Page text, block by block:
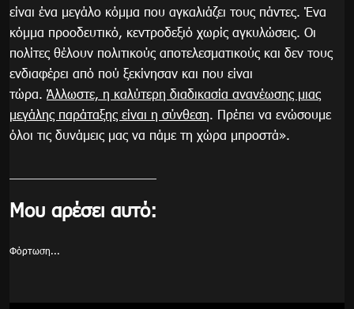
είναι ένα μεγάλο κόμμα που αγκαλιάζει τους πάντες. Ένα
κόμμα προοδευτικό, κεντροδεξιό χωρίς αγκυλώσεις. Οι
πολίτες θέλουν πολιτικούς αποτελεσματικούς και δεν τους
ενδιαφέρει από πού ξεκίνησαν και που είναι
τώρα. Άλλωστε, η καλύτερη διαδικασία ανανέωσης μιας
μεγάλης παράταξης είναι η σύνθεση. Πρέπει να ενώσουμε
όλοι τις δυνάμεις μας να πάμε τη χώρα μπροστά».
Μου αρέσει αυτό:
Φόρτωση...